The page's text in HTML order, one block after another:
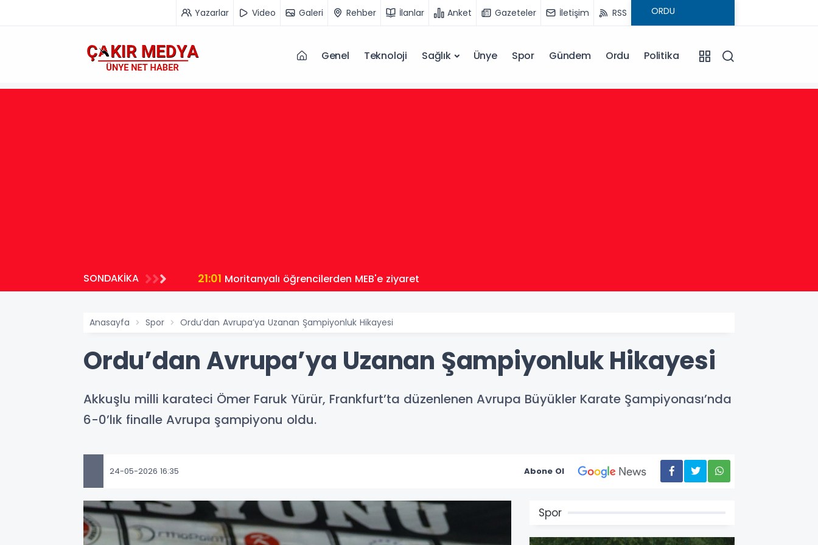
Yazarlar Video Galeri Rehber İlanlar Anket Gazeteler İletişim RSS
Genel Teknoloji Sağlık Ünye Spor Gündem Ordu Politika
SONDAKİKA 21:01 Moritanyalı öğrencilerden MEB'e ziyaret
Anasayfa Spor Ordu’dan Avrupa’ya Uzanan Şampiyonluk Hikayesi
Ordu’dan Avrupa’ya Uzanan Şampiyonluk Hikayesi
Akkuşlu milli karateci Ömer Faruk Yürür, Frankfurt’ta düzenlenen Avrupa Büyükler Karate Şampiyonası’nda
6-0’lık finalle Avrupa şampiyonu oldu.
24-05-2026 16:35 Abone Ol
Spor